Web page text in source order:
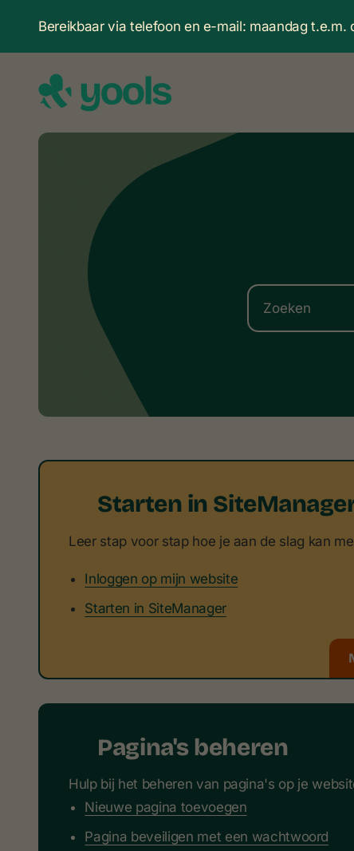
Bereikbaar via telefoon en e-mail: maandag
De
Starten in
Leer stap voor stap hoe je aan de slag kan
Inloggen op mijn website
Starten in SiteManager
Pagina's beheren
Hulp bij het beheren van pagina's op je
Nieuwe pagina toevoegen
Pagina beveiligen met een wachtwoord